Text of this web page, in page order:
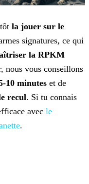
la jouer sur le
signatures, ce qui
la RPKM
nous vous conseillons
10 minutes et de
recul. Si tu connais
avec le
.